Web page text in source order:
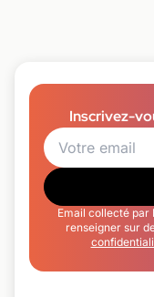
Inscrivez-
Email collecté par
renseigner sur